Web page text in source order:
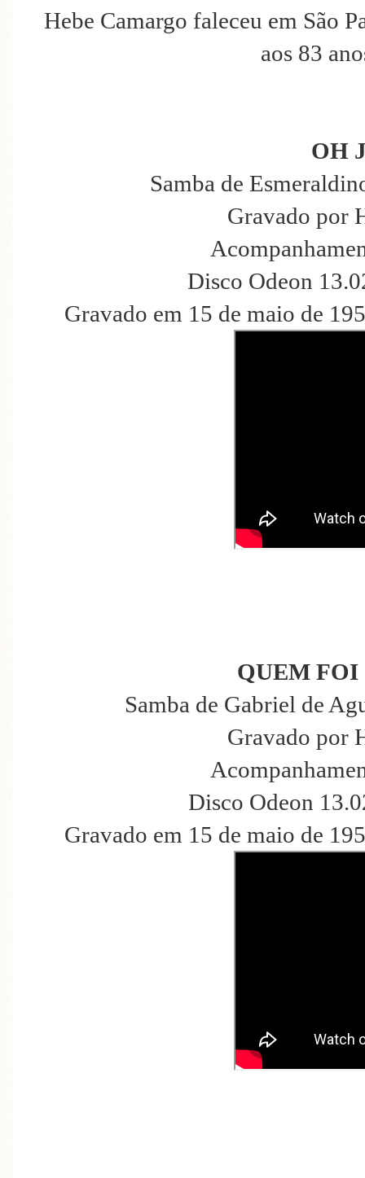
Hebe Camargo faleceu em São
aos 83
OH
Samba de
Gravado por
Disco Odeon
Gravado em 15 de maio de
QUEM FOI
Samba de Gabriel de
Gravado por
Disco Odeon
Gravado em 15 de maio de